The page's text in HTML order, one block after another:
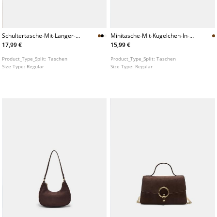
Schultertasche-Mit-Langer-
Kette
17,99 €
Product_Type_Split:Taschen
Size Type: Regular
Minitasche-Mit-Kugelchen-In-
Kokosoptik
15,99 €
Product_Type_Split:Taschen
Size Type: Regular